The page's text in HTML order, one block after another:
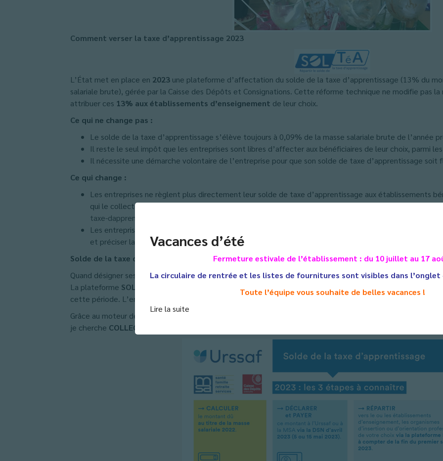
Vacances d’été
Fermeture estivale de l’établissement : du 10 juillet au 17
La circulaire de rentrée et les listes de fournitures sont visibles dans l’onglet
Toute l’équipe vous souhaite de belles vacances !
Lire la suite
Comment verser la taxe d’apprentissage 2023
L’État met en place en 2023 une plateforme d’affectation du solde de la taxe d’apprentissage (13% du
salariale brute), gérée par la Caisse des Dépôts et Consignations. Cette réforme technique ne modifie pas
attribuer ces 13% aux établissements d’enseignement de leur choix.
Ce qui ne change pas :
Le solde de la taxe d’apprentissage s’élève toujours à 0,09% de la masse salariale brute de l’année
Il reste le seul impôt que les entreprises sont libres d’affecter aux bénéficiaires de leur choix, parmi
Il nécessite une démarche volontaire de l’entreprise pour que son solde de taxe d’apprentissage
Ce qui change :
Les entreprises ne règlent plus directement leur solde de taxe d’apprentissage aux établissements
qui le collectent, en une seule fois.Plus d’infos sur:https://www.urssaf.fr/portail/home/espaces-
taxe-dapprentissage-part-prin.html
Les entreprises se connectent sur la plateforme
de la Caisse des Dépôts et Consignations
et préciser la somme affectée à chacun.
Solde de la taxe d’apprentissage en 2023 : le calendrier
Quand désigner ses établissements bénéficiaires ?
La plateforme SOLTéA
. Celles-ci
cette période. L’entreprise crée son compte à partir de son numéro Siret.
Grâce au moteur de recherche de la plateforme
je cherche COLLEGE BARRAL code UAI : 0811063R